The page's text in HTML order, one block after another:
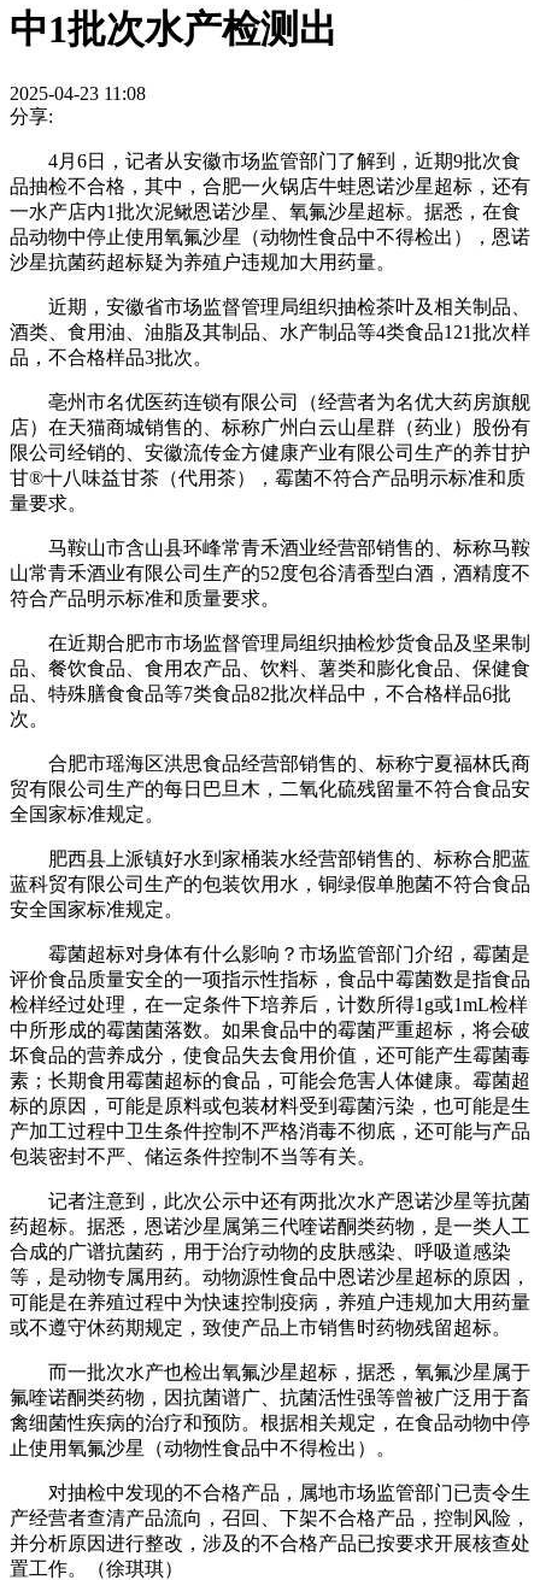
中1批次水产检测出
2025-04-23 11:08
分享:
4月6日，记者从安徽市场监管部门了解到，近期9批次食
品抽检不合格，其中，合肥一火锅店牛蛙恩诺沙星超标，还有
一水产店内1批次泥鳅恩诺沙星、氧氟沙星超标。据悉，在食
品动物中停止使用氧氟沙星（动物性食品中不得检出），恩诺
沙星抗菌药超标疑为养殖户违规加大用药量。
近期，安徽省市场监督管理局组织抽检茶叶及相关制品、
酒类、食用油、油脂及其制品、水产制品等4类食品121批次样
品，不合格样品3批次。
亳州市名优医药连锁有限公司（经营者为名优大药房旗舰
店）在天猫商城销售的、标称广州白云山星群（药业）股份有
限公司经销的、安徽流传金方健康产业有限公司生产的养甘护
甘®十八味益甘茶（代用茶），霉菌不符合产品明示标准和质
量要求。
马鞍山市含山县环峰常青禾酒业经营部销售的、标称马鞍
山常青禾酒业有限公司生产的52度包谷清香型白酒，酒精度不
符合产品明示标准和质量要求。
在近期合肥市市场监督管理局组织抽检炒货食品及坚果制
品、餐饮食品、食用农产品、饮料、薯类和膨化食品、保健食
品、特殊膳食食品等7类食品82批次样品中，不合格样品6批
次。
合肥市瑶海区洪思食品经营部销售的、标称宁夏福林氏商
贸有限公司生产的每日巴旦木，二氧化硫残留量不符合食品安
全国家标准规定。
肥西县上派镇好水到家桶装水经营部销售的、标称合肥蓝
蓝科贸有限公司生产的包装饮用水，铜绿假单胞菌不符合食品
安全国家标准规定。
霉菌超标对身体有什么影响？市场监管部门介绍，霉菌是
评价食品质量安全的一项指示性指标，食品中霉菌数是指食品
检样经过处理，在一定条件下培养后，计数所得1g或1mL检样
中所形成的霉菌菌落数。如果食品中的霉菌严重超标，将会破
坏食品的营养成分，使食品失去食用价值，还可能产生霉菌毒
素；长期食用霉菌超标的食品，可能会危害人体健康。霉菌超
标的原因，可能是原料或包装材料受到霉菌污染，也可能是生
产加工过程中卫生条件控制不严格消毒不彻底，还可能与产品
包装密封不严、储运条件控制不当等有关。
记者注意到，此次公示中还有两批次水产恩诺沙星等抗菌
药超标。据悉，恩诺沙星属第三代喹诺酮类药物，是一类人工
合成的广谱抗菌药，用于治疗动物的皮肤感染、呼吸道感染
等，是动物专属用药。动物源性食品中恩诺沙星超标的原因，
可能是在养殖过程中为快速控制疫病，养殖户违规加大用药量
或不遵守休药期规定，致使产品上市销售时药物残留超标。
而一批次水产也检出氧氟沙星超标，据悉，氧氟沙星属于
氟喹诺酮类药物，因抗菌谱广、抗菌活性强等曾被广泛用于畜
禽细菌性疾病的治疗和预防。根据相关规定，在食品动物中停
止使用氧氟沙星（动物性食品中不得检出）。
对抽检中发现的不合格产品，属地市场监管部门已责令生
产经营者查清产品流向，召回、下架不合格产品，控制风险，
并分析原因进行整改，涉及的不合格产品已按要求开展核查处
置工作。（徐琪琪）